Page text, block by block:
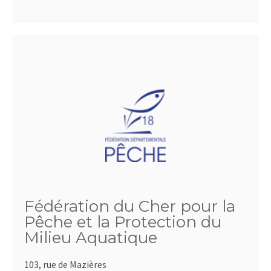
Fédération du Cher pour la
Pêche et la Protection du
Milieu Aquatique
103, rue de Mazières